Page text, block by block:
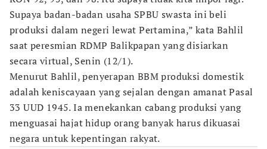
Supaya badan-badan usaha SPBU swasta ini beli
produksi dalam negeri lewat Pertamina,” kata Bahlil
saat peresmian RDMP Balikpapan yang disiarkan
secara virtual, Senin (12/1).
Menurut Bahlil, penyerapan BBM produksi domestik
adalah keniscayaan yang sejalan dengan amanat Pasal
33 UUD 1945. Ia menekankan cabang produksi yang
menguasai hajat hidup orang banyak harus dikuasai
negara untuk kepentingan rakyat.